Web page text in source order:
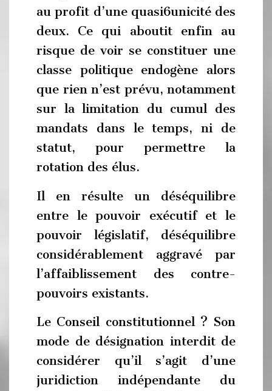
au profit d’une quasi6unicité des
deux. Ce qui aboutit enfin au
risque de voir se constituer une
classe politique endogène alors
que rien n’est prévu, notamment
sur la limitation du cumul des
mandats dans le temps, ni de
statut, pour permettre la
rotation des élus.
Il en résulte un déséquilibre
entre le pouvoir exécutif et le
pouvoir législatif, déséquilibre
considérablement aggravé par
l’affaiblissement des contre-
pouvoirs existants.
Le Conseil constitutionnel ? Son
mode de désignation interdit de
considérer qu’il s’agit d’une
juridiction indépendante du